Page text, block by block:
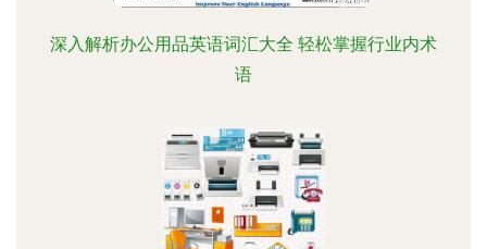
深入解析办公用品英语词汇大全 轻松掌握行业内术
语